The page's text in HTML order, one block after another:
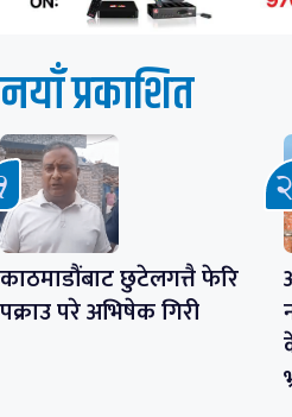
नयाँ प्रकाशित
काठमाडौंबाट छुटेलगत्तै फेरि
पक्राउ परे अभिषेक गिरी